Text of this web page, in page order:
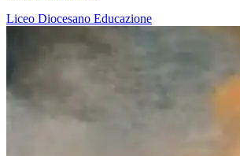
Liceo Diocesano Educazione